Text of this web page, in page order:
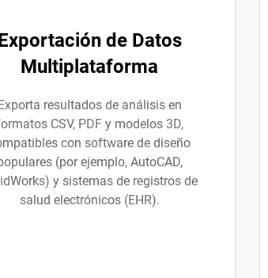
de Datos
Multiplataforma
resultados de análisis en
CSV, PDF y modelos 3D,
con software de diseño
(por ejemplo, AutoCAD,
y sistemas de registros de
salud electrónicos (EHR).